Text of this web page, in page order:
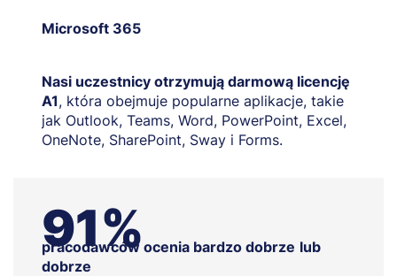
Microsoft 365
Nasi uczestnicy otrzymują darmową licencję
A1, która obejmuje popularne aplikacje, takie
jak Outlook, Teams, Word, PowerPoint, Excel,
OneNote, SharePoint, Sway i Forms.
91%
pracodawców ocenia bardzo dobrze lub
dobrze